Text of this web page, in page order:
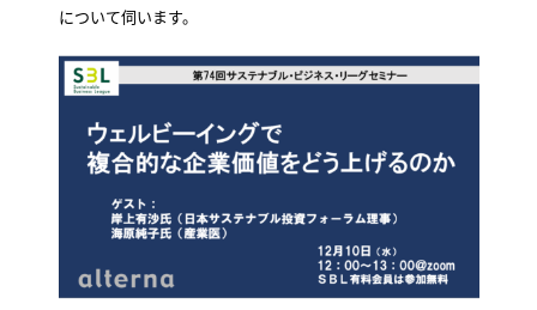
について伺います。